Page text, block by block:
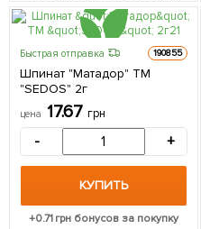
Быстрая отправка 190855
Шпинат "Матадор" ТМ
"SEDOS" 2г
цена 17.67 грн
- +
КУПИТЬ
+0.71грн бонусов за покупку